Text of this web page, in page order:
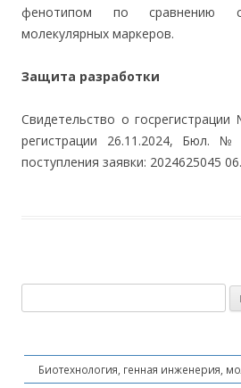
фенотипом по сравнению
молекулярных маркеров.
Защита разработки
Свидетельство о госрегистрации
регистрации 26.11.2024,
поступления заявки: 2024625045
Биотехнология, генная инженерия,